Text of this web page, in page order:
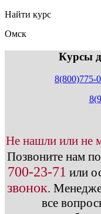
Найти курс
Омск
Курсы
8(800)775-
Не нашли или не
Позвоните нам
700-23-71 или
звонок.
все